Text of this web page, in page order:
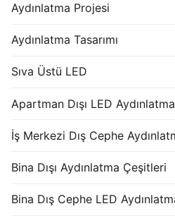
Aydınlatma Projesi
Aydınlatma Tasarımı
Sıva Üstü LED
Apartman Dışı LED Aydınlatma
İş Merkezi Dış Cephe
Bina Dışı Aydınlatma Çeşitleri
Bina Dış Cephe LED